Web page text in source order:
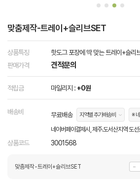
맞춤제작-트레이+슬리브SET
상품특징
핫도그 포장에 딱 맞는 트레이+슬리
판매가격
견적문의
적립금 마일리지 : +0원
배송비 무료배송 지역별 추가배송비 ※
네이버페이결제시, 제주.도서산지역 도
상품코드 3001568
맞춤제작-트레이+슬리브SET